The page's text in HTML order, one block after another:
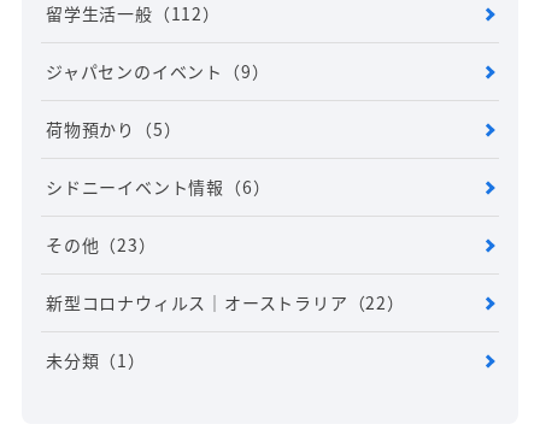
留学生活一般 （112）
ジャパセンのイベント （9）
荷物預かり （5）
シドニーイベント情報 （6）
その他 （23）
新型コロナウィルス｜オーストラリア （22）
未分類 （1）